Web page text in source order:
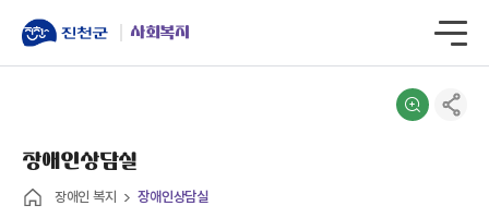
사회복지
장애인 복지 장애인상담실
장애인상담실